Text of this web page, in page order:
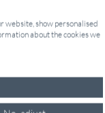
website, show personalised
about the cookies we